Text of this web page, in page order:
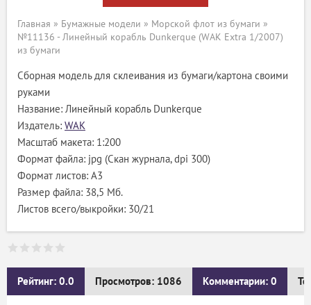
Главная » Бумажные модели » Морской флот из бумаги »
№11136 - Линейный корабль Dunkerque (WAK Extra 1/2007)
из бумаги
Сборная модель для склеивания из бумаги/картона своими
руками
Название: Линейный корабль Dunkerque
Издатель: WAK
Масштаб макета: 1:200
Формат файла: jpg (Скан журнала, dpi 300)
Формат листов: A3
Размер файла: 38,5 Мб.
Листов всего/выкройки: 30/21
Рейтинг: 0.0 Просмотров: 1086 Комментарии: 0